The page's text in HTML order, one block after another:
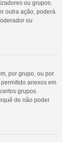
ou grupos.
outra ação, poderá
ou
por grupo, ou por
anexos em
grupos.
de não poder